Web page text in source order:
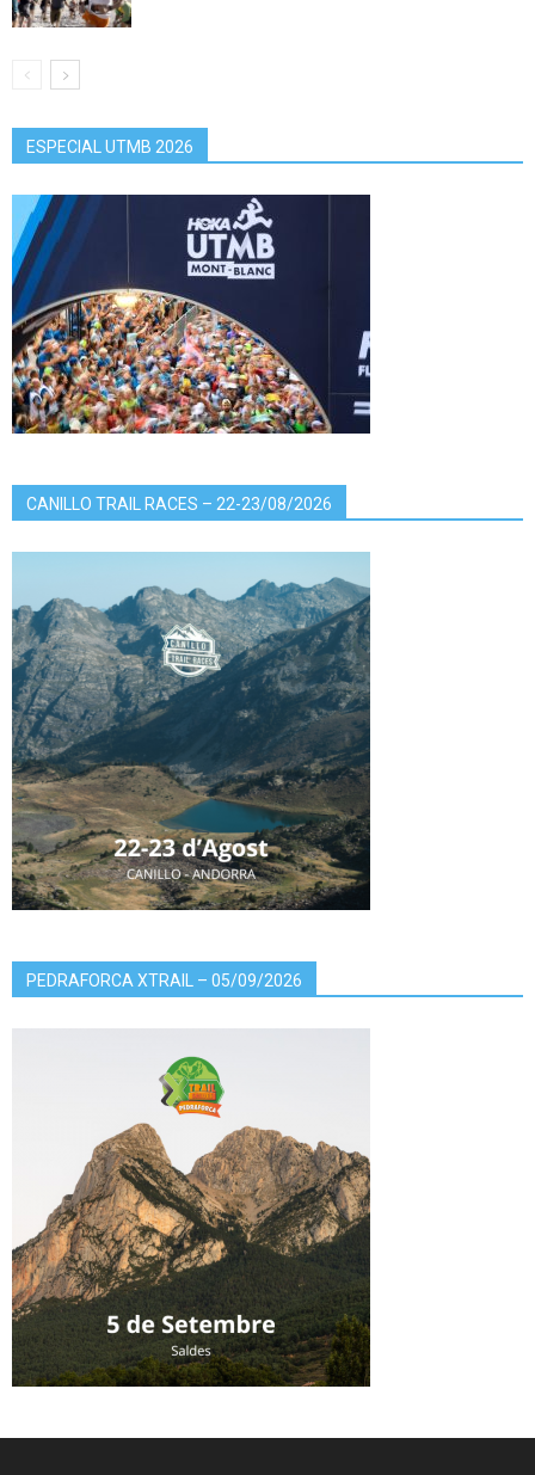
ESPECIAL UTMB 2026
CANILLO TRAIL RACES – 22-23/08/2026
PEDRAFORCA XTRAIL – 05/09/2026